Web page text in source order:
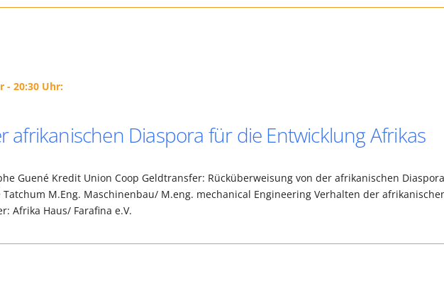
- 20:30 Uhr:
afrikanischen Diaspora für die Entwicklung Afrikas
Guené Kredit Union Coop Geldtransfer: Rücküberweisung von der afrikanischen
M.Eng. Maschinenbau/ M.eng. mechanical Engineering Verhalten der
Afrika Haus/ Farafina e.V.